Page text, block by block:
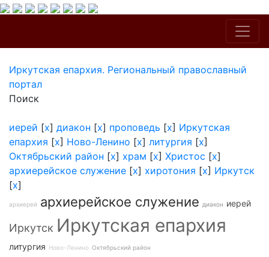
Иркутская епархия. Региональный православный
портал
Поиск
иерей [x] диакон [x] проповедь [x] Иркутская
епархия [x] Ново-Ленино [x] литургия [x]
Октябрьский район [x] храм [x] Христос [x]
архиерейское служение [x] хиротония [x] Иркутск
[x]
архиерей архиерейское служение диакон иерей
Иркутск Иркутская епархия
литургия Ново-Ленино Октябрьский район